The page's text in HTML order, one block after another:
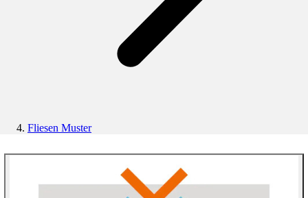
Fliesen Muster